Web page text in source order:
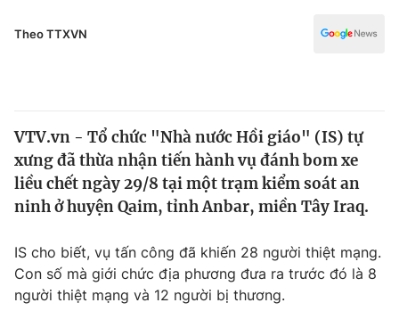
Thế giới
Tin tức
Thế giới đó đây
Câu chuyện quốc tế
Tài chính
Thị trường
Dữ liệu và đời sống
Y tế
Theo TTXVN
VTV.vn - Tổ chức "Nhà nước Hồi giáo" (IS) tự
xưng đã thừa nhận tiến hành vụ đánh bom xe
liều chết ngày 29/8 tại một trạm kiểm soát an
ninh ở huyện Qaim, tỉnh Anbar, miền Tây Iraq.
IS cho biết, vụ tấn công đã khiến 28 người thiệt mạng.
Con số mà giới chức địa phương đưa ra trước đó là 8
người thiệt mạng và 12 người bị thương.